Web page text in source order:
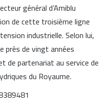
général d’Amiblu
de cette troisième ligne
industrielle. Selon lui,
près de vingt années
de partenariat au service de
du Royaume.